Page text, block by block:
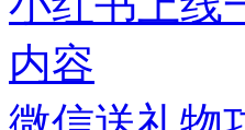
内容